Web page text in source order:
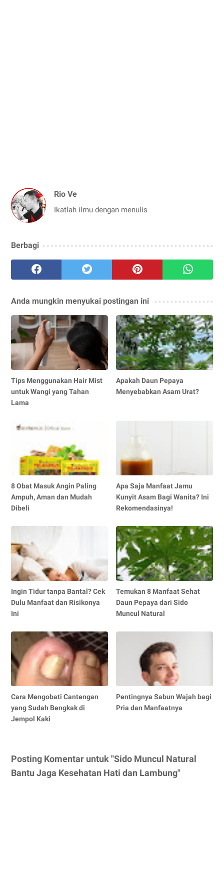
Rio Ve
Ikatlah ilmu dengan menulis
Berbagi
Anda mungkin menyukai postingan ini
Tips Menggunakan Hair Mist
untuk Wangi yang Tahan
Lama
Apakah Daun Pepaya
Menyebabkan Asam Urat?
8 Obat Masuk Angin Paling
Ampuh, Aman dan Mudah
Dibeli
Apa Saja Manfaat Jamu
Kunyit Asam Bagi Wanita? Ini
Rekomendasinya!
Ingin Tidur tanpa Bantal? Cek
Dulu Manfaat dan Risikonya
Ini
Temukan 8 Manfaat Sehat
Daun Pepaya dari Sido
Muncul Natural
Cara Mengobati Cantengan
yang Sudah Bengkak di
Jempol Kaki
Pentingnya Sabun Wajah bagi
Pria dan Manfaatnya
Posting Komentar untuk "Sido Muncul Natural
Bantu Jaga Kesehatan Hati dan Lambung"